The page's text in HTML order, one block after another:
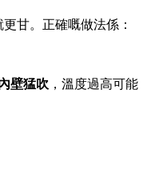
甘。正確嘅做法係：
壁猛吹 ，溫度過高可能